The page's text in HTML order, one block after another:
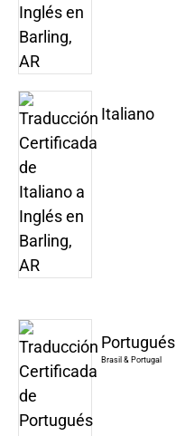
Italiano
Portugués
Brasil & Portugal